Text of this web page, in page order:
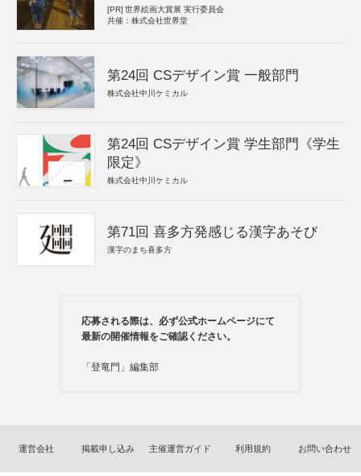
[PR] 世界絵画大賞展 実行委員会
共催：株式会社世界堂
第24回 CSデザイン賞 一般部門
株式会社中川ケミカル
第24回 CSデザイン賞 学生部門《学生
限定》
株式会社中川ケミカル
第71回 喜多方発感じる漢字あそび
漢字のまち喜多方
応募される際は、必ず公式ホームページにて
最新の開催情報をご確認ください。
「登竜門」編集部
運営会社 掲載申し込み 主催運営ガイド 利用規約 お問い合わせ